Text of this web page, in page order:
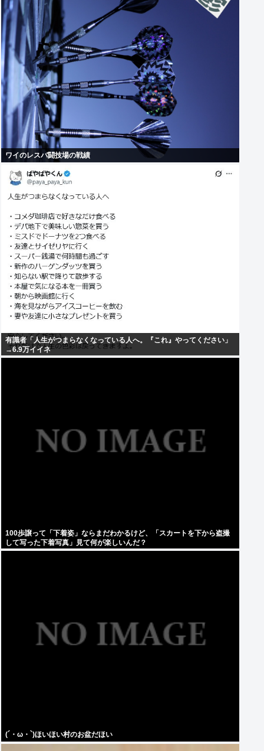
ワイのレスバ闘技場の戦績
有識者「人生がつまらなくなっている人へ。『これ』やってください」
→6.9万イイネ
100歩譲って「下着姿」ならまだわかるけど、「スカートを下から盗撮
して写った下着写真」見て何が楽しいんだ？
(´・ω・`)ほいほい村のお盆だほい